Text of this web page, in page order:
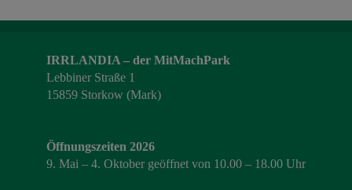
IRRLANDIA – der MitMachPark
Lebbiner Straße 1
15859 Storkow (Mark)
Öffnungszeiten 2026
9. Mai – 4. Oktober geöffnet von 10.00 – 18.00 Uhr